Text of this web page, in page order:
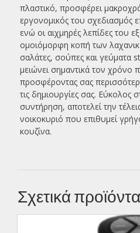
πλαστικό, προσφέρει
εργονομικός του σχεδιασμός
ενώ οι αιχμηρές λεπίδες του
ομοιόμορφη κοπή των
σαλάτες, σούπες και γεύματα
μειώνει σημαντικά τον χρόνο
προσφέροντας σας
τις δημιουργίες σας. Εύκολος
συντήρηση, αποτελεί την
νοικοκυριό που επιθυμεί
κουζίνα.
Σχετικά προϊόντα